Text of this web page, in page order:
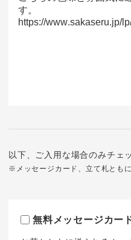
以下、ご入用な場合のみチェ
※メッセージカード、立て札とも
無料メッセージカー